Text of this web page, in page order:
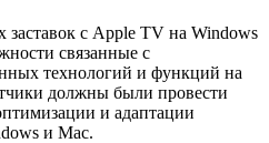
с Apple TV на Windows
связанные с
технологий и функций на
должны были провести
и адаптации
и Mac.